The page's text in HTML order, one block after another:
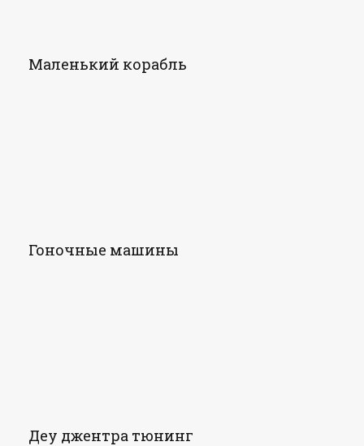
Маленький корабль
Гоночные машины
Деу джентра тюнинг